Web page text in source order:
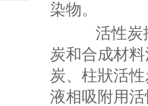
染物。
活性炭按
炭和合成材
炭、柱狀活
液相吸附用